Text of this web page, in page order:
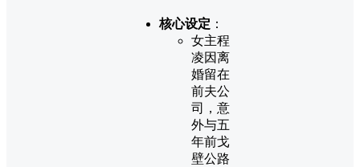
核心设定 ：
女主程
凌因离
婚留在
前夫公
司，意
外与五
年前戈
壁公路